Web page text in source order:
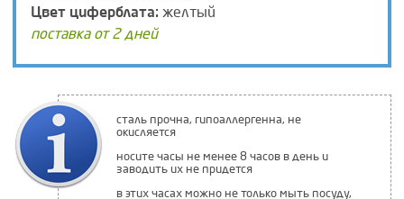
Цвет циферблата: желтый
поставка от 2 дней
сталь прочна, гипоаллергенна, не
окисляется
носите часы не менее 8 часов в день и
заводить их не придется
в этих часах можно не только мыть посуду,